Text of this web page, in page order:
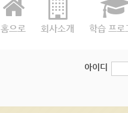
홈으로 회사소개 학습 프로
아이디